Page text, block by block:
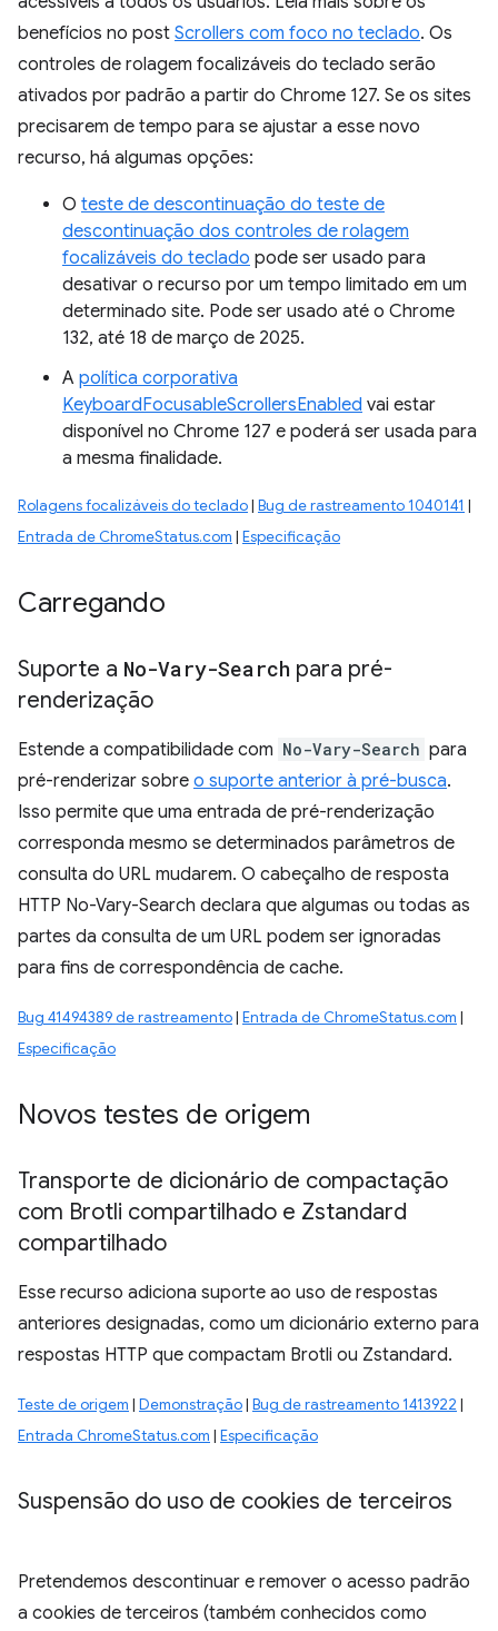
benefícios no post Scrollers com foco no teclado. Os
controles de rolagem focalizáveis do teclado serão
ativados por padrão a partir do Chrome 127. Se os sites
precisarem de tempo para se ajustar a esse novo
recurso, há algumas opções:
O teste de descontinuação do teste de
descontinuação dos controles de rolagem
focalizáveis do teclado pode ser usado para
desativar o recurso por um tempo limitado em um
determinado site. Pode ser usado até o Chrome
132, até 18 de março de 2025.
A política corporativa
KeyboardFocusableScrollersEnabled vai estar
disponível no Chrome 127 e poderá ser usada para
a mesma finalidade.
Rolagens focalizáveis do teclado| Bug de rastreamento 1040141 |
Entrada de ChromeStatus.com | Especificação
Carregando
Suporte a No-Vary-Search para pré-
renderização
Estende a compatibilidade com No-Vary-Search para
pré-renderizar sobre o suporte anterior à pré-busca.
Isso permite que uma entrada de pré-renderização
corresponda mesmo se determinados parâmetros de
consulta do URL mudarem. O cabeçalho de resposta
HTTP No-Vary-Search declara que algumas ou todas as
partes da consulta de um URL podem ser ignoradas
para fins de correspondência de cache.
Bug 41494389 de rastreamento| Entrada de ChromeStatus.com |
Especificação
Novos testes de origem
Transporte de dicionário de compactação
com Brotli compartilhado e Zstandard
compartilhado
Esse recurso adiciona suporte ao uso de respostas
anteriores designadas, como um dicionário externo para
respostas HTTP que compactam Brotli ou Zstandard.
Teste de origem | Demonstração| Bug de rastreamento 1413922 |
Entrada ChromeStatus.com | Especificação
Suspensão do uso de cookies de terceiros
Pretendemos descontinuar e remover o acesso padrão
a cookies de terceiros (também conhecidos como